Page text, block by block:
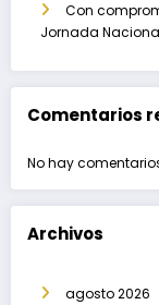
Con
Jornada
Comentarios
No hay
Archivos
agosto 2026